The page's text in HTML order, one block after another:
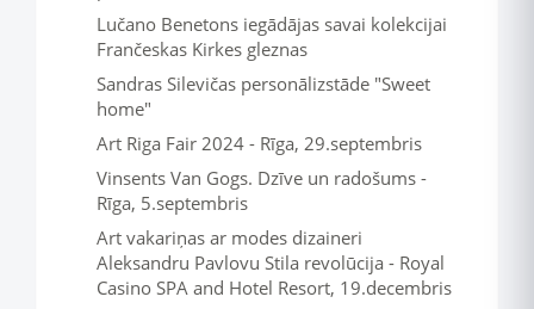
Lučano Benetons iegādājas savai kolekcijai
Frančeskas Kirkes gleznas
Sandras Silevičas personālizstāde "Sweet
home"
Art Riga Fair 2024 - Rīga, 29.septembris
Vinsents Van Gogs. Dzīve un radošums -
Rīga, 5.septembris
Art vakariņas ar modes dizaineri
Aleksandru Pavlovu Stila revolūcija - Royal
Casino SPA and Hotel Resort, 19.decembris